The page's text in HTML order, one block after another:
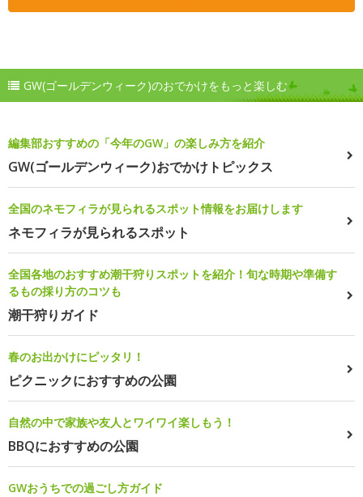
GW(ゴールデンウィーク)のおでかけをもっと楽しむ
編集部おすすめの「今年のGW」の楽しみ方を紹介
GW(ゴールデンウィーク)おでかけトピックス
全国のネモフィラが見られるスポット情報をお届けします
ネモフィラが見られるスポット
全国各地のおすすめ潮干狩りスポットを紹介！旬な時期や準備す
るもの採り方のコツも
潮干狩りガイド
春のお出かけにピッタリ！
ピクニックにおすすめの公園
自然の中で家族や友人とワイワイ楽しもう！
BBQにおすすめの公園
GWおうちでの過ごし方ガイド